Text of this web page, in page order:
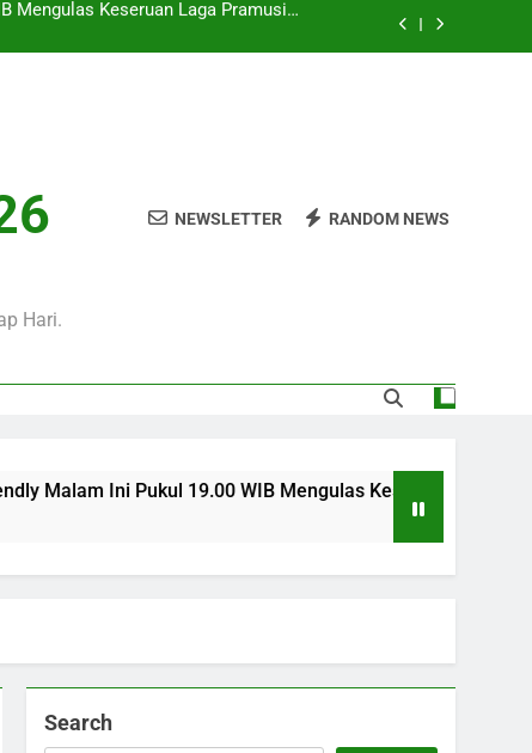
01.00 WIB Menjadi Pilihan Tepat
Pukul 20.00 WIB Bersama Jalalive
Mengulas Keseruan Laga Pramusim
Strategi Dan Perjalanan Kedua Tim
01.00 WIB Menjadi Pilihan Tepat
Bersama Jalalive Siap Memanjakan
Hari.
NEWSLETTER RANDOM NEWS
19.00 WIB Mengulas Keseruan Laga Pramusim Dengan
Search